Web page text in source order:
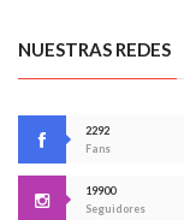
NUESTRAS REDES
2292
Fans
19900
Seguidores